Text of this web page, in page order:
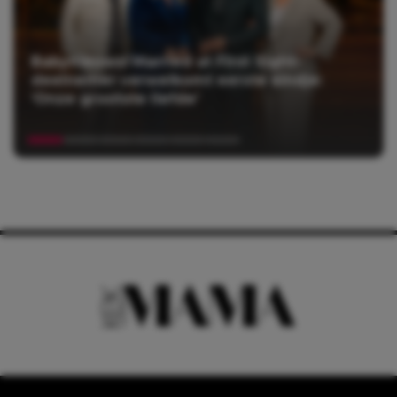
Babynieuws! Married at First Sight-
deelnemer verwelkomt eerste kindje:
‘Onze grootste liefde’